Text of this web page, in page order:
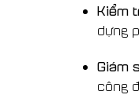
Kiểm
dựng
Giám
công